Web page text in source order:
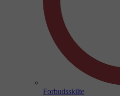
Forbudsskilte